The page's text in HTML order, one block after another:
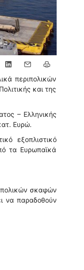
περιπολικών
και της
– Ελληνικής
Ευρώ.
εξοπλιστικό
τα Ευρωπαϊκά
σκαφών
να παραδοθούν